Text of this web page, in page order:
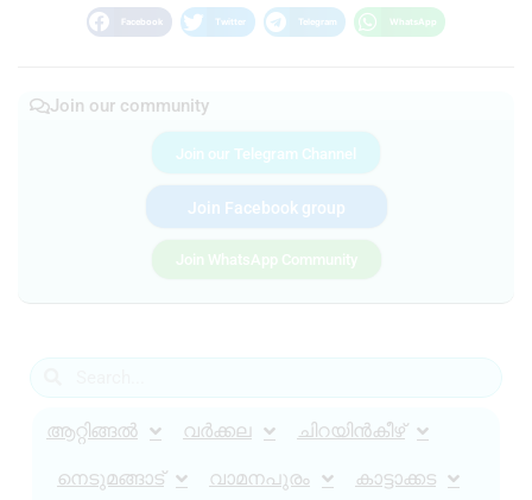
Facebook Twitter Telegram WhatsApp
Join our community
Join our Telegram Channel
Join Facebook group
Join WhatsApp Community
ആറ്റിങ്ങൽ വർക്കല ചിറയിൻകീഴ്
നെടുമങ്ങാട് വാമനപുരം കാട്ടാക്കട